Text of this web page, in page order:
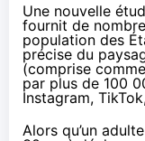
Une nouvelle
fournit de
population des
précise du
(comprise
par plus de 100
Instagram,
Alors qu’un